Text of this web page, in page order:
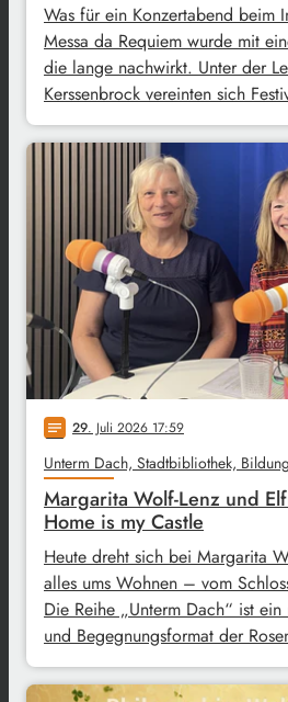
Was für ein Konzertabend beim
Messa da Requiem wurde mit
die lange nachwirkt. Unter der
Kerssenbrock vereinten sich
notes 29. Juli 2026 17:59
Unterm Dach, Stadtbibliothek,
Margarita Wolf-Lenz und
Home is my Castle
Heute dreht sich bei Margarita
alles ums Wohnen – vom
Die Reihe „Unterm Dach“ ist
und Begegnungsformat der